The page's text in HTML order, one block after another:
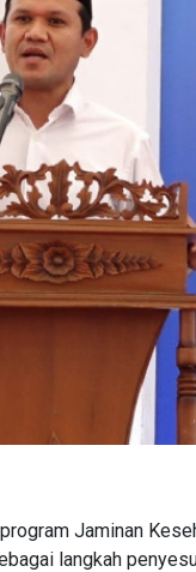
Jaminan
langkah